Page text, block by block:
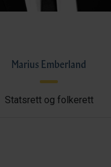
Marius Emberland
Statsrett og folkerett